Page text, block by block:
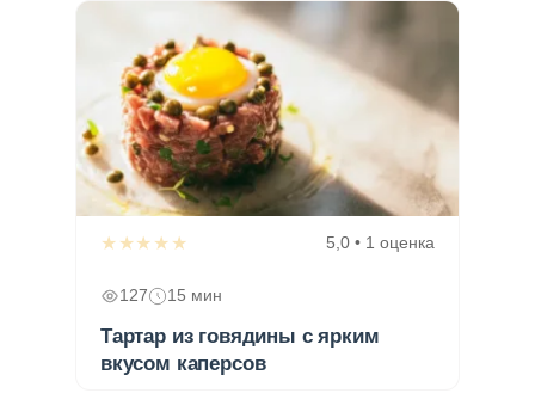
★★★★★ 5,0 • 1 оценка
127 15 мин
Тартар из говядины с ярким
вкусом каперсов